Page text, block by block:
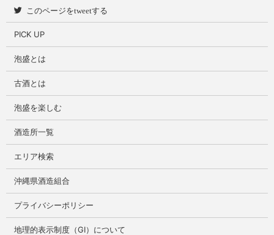
このページをtweetする
PICK UP
泡盛とは
古酒とは
泡盛を楽しむ
酒造所一覧
エリア検索
沖縄県酒造組合
プライバシーポリシー
地理的表示制度（GI）について